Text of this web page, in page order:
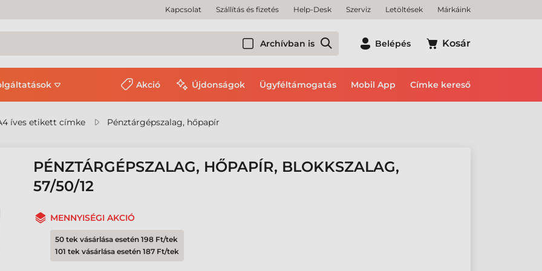
Kapcsolat Szállítás és fizetés Help-Desk Szerviz Letöltések Márkáink
Archívban is Belépés Kosár
Akció Újdonságok Ügyféltámogatás Mobil App Címke kereső
íves etikett címke Pénztárgépszalag, hőpapír
PÉNZTÁRGÉPSZALAG, HŐPAPÍR, BLOKKSZALAG,
57/50/12
MENNYISÉGI AKCIÓ
50 tek vásárlása esetén 198 Ft/tek
101 tek vásárlása esetén 187 Ft/tek